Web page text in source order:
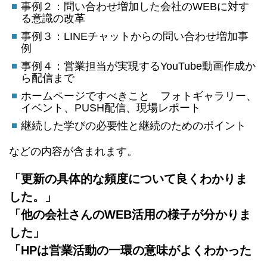
事例２：問い合わせ増加した会社のWEBに対す
る意識の改革
事例３：LINEチャットからの問い合わせ増加事
例
事例４：営業担当が実現するYouTube動画作成か
ら配信まで
ホームページですべきこと フォトギャラリー、
イベント、PUSH配信、現場レポート
継続した学びの必要性と継続のためのポイント
などの内容が含まれます。
「更新の具体的な頻度について良くわかりま
した。」
「他の会社さんのWEB活用の様子が分かりま
した」
「 HPは営業活動の一環の意味がよくわかった